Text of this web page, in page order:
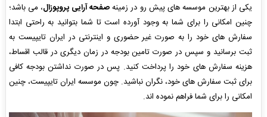
یکی از بهترین موسسه های پیش رو در زمینهصفحه آرایی پروپوزال، می باشد؛
چنین امکانی را برای شما به وجود آورده است تا شما بتوانید به راحتی ابتدا
سفارش های خود را به صورت غیر حضوری و اینترنتی در ایران تایپیست به
ثبت برسانید و سپس در صورت تامین بودجه در زمان دیگری در قالب اقساط،
هزینه سفارش های خود را پرداخت کنید. پس در صورت نداشتن بودجه کافی
برای ثبت سفارش های خود، نگران نباشید. چون موسسه ایران تایپیست، چنین
امکانی را برای شما فراهم نموده اند.